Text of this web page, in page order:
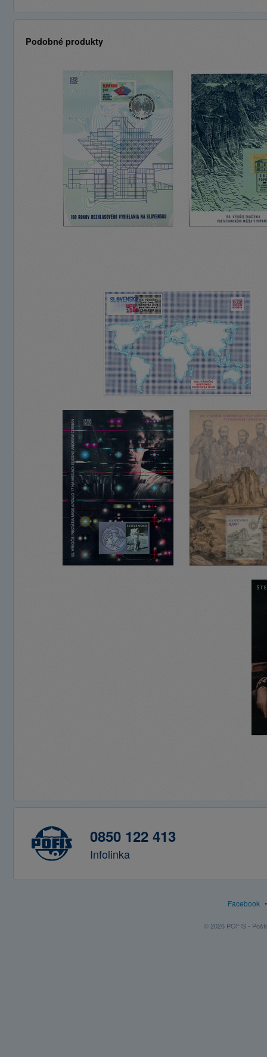
Podobné produkty
0850 122 413
Infolinka
Facebook
© 2026 POFIS -